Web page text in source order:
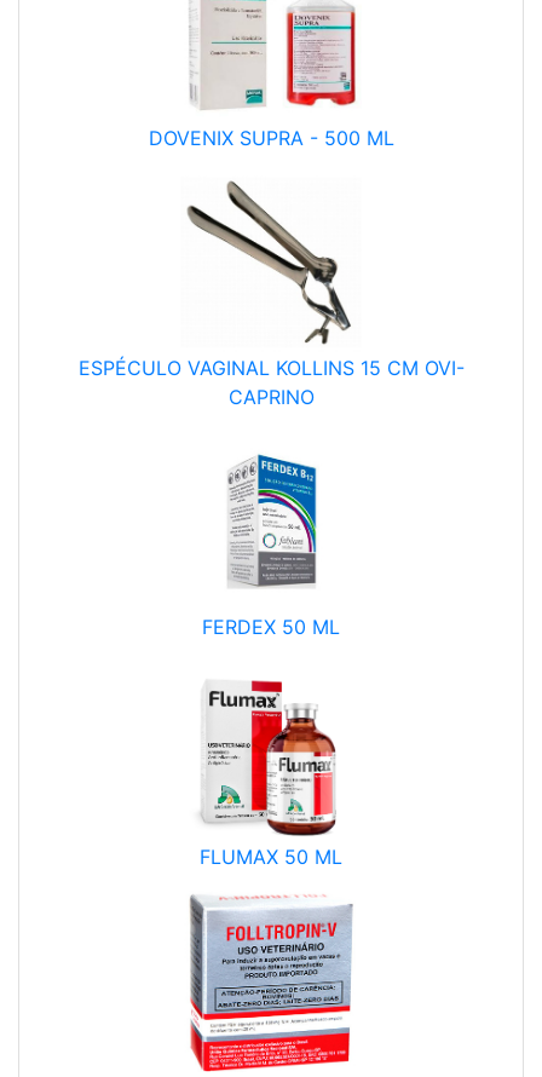
DOVENIX SUPRA - 500 ML
ESPÉCULO VAGINAL KOLLINS 15 CM OVI-
CAPRINO
FERDEX 50 ML
FLUMAX 50 ML